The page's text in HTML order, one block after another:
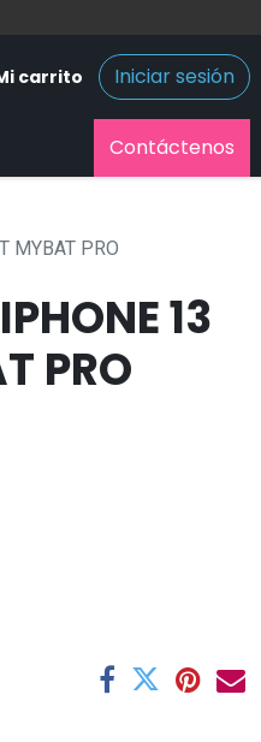
carrito Iniciar sesión
Contáctenos
MYBAT PRO
13
PRO